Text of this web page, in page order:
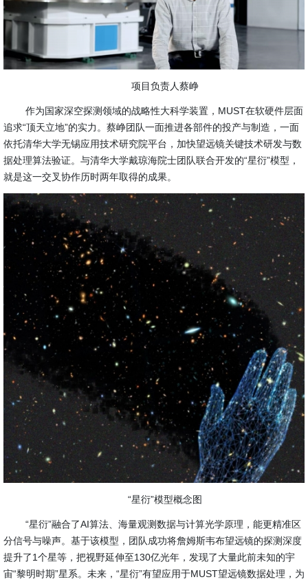
项目负责人蔡峥
作为国家深空探测领域的战略性大科学装置，MUST在软硬件层面
追求“顶天立地”的实力。蔡峥团队一面推进各部件的投产与制造，一面
依托清华大学无锡应用技术研究院平台，加快望远镜关键技术研发与数
据处理算法验证。与清华大学戴琼海院士团队联合开发的“星衍”模型，
就是这一交叉协作历时两年取得的成果。
“星衍”模型概念图
“星衍”融合了AI算法、海量观测数据与计算光学原理，能更精准区
分信号与噪声。基于该模型，团队成功将詹姆斯韦布望远镜的探测深度
提升了1个星等，把视野延伸至130亿光年，发现了大量此前未知的宇
宙“黎明时期”星系。未来，“星衍”有望应用于MUST望远镜数据处理，为